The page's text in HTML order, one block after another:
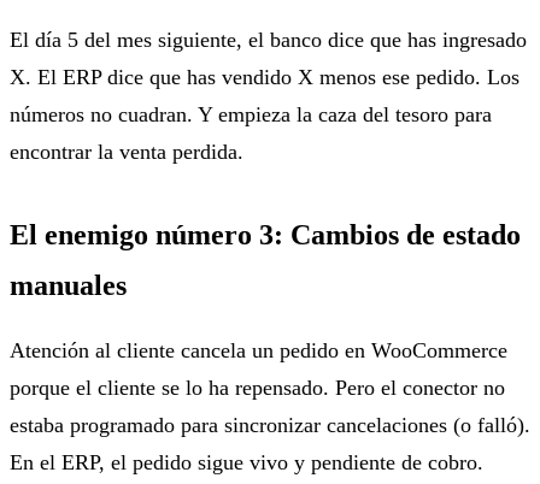
El día 5 del mes siguiente, el banco dice que has ingresado
X. El ERP dice que has vendido X menos ese pedido. Los
números no cuadran. Y empieza la caza del tesoro para
encontrar la venta perdida.
El enemigo número 3: Cambios de estado
manuales
Atención al cliente cancela un pedido en WooCommerce
porque el cliente se lo ha repensado. Pero el conector no
estaba programado para sincronizar cancelaciones (o falló).
En el ERP, el pedido sigue vivo y pendiente de cobro.